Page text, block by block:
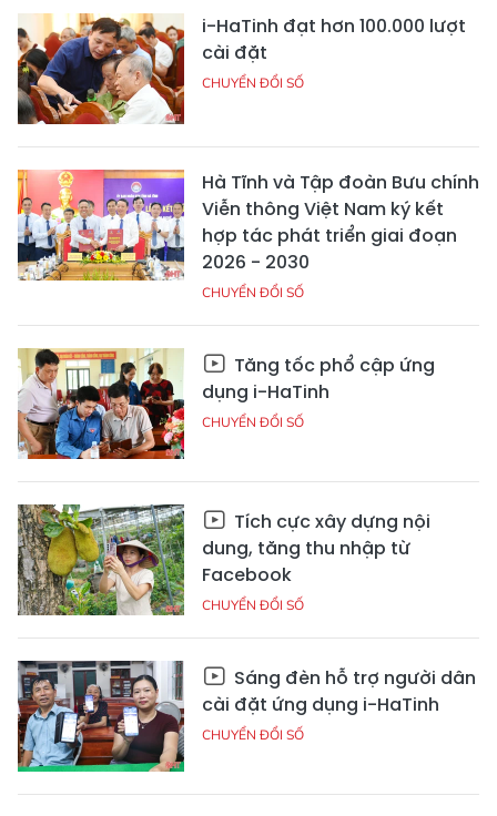
i-HaTinh đạt hơn 100.000 lượt
cài đặt
CHUYỂN ĐỔI SỐ
Hà Tĩnh và Tập đoàn Bưu chính
Viễn thông Việt Nam ký kết
hợp tác phát triển giai đoạn
2026 - 2030
CHUYỂN ĐỔI SỐ
Tăng tốc phổ cập ứng
dụng i-HaTinh
CHUYỂN ĐỔI SỐ
Tích cực xây dựng nội
dung, tăng thu nhập từ
Facebook
CHUYỂN ĐỔI SỐ
Sáng đèn hỗ trợ người dân
cài đặt ứng dụng i-HaTinh
CHUYỂN ĐỔI SỐ